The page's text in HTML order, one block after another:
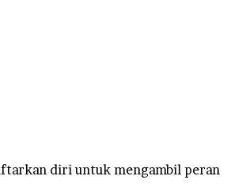
diri untuk mengambil peran